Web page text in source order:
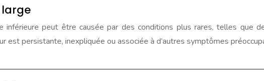
large
inférieure peut être causée par des conditions plus rares, telles que
est persistante, inexpliquée ou associée à d’autres symptômes